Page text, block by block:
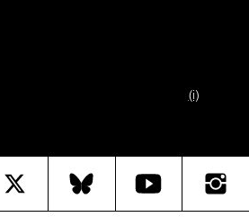
(i)